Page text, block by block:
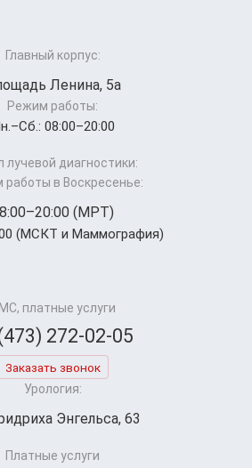
Главный корпус:
Ленина, 5а
Режим работы:
08:00–20:00
лучевой диагностики:
работы в Воскресенье:
(МРТ)
(МСКТ и Маммография)
платные услуги
272-02-05
Заказать звонок
Урология:
Энгельса, 63
Платные услуги